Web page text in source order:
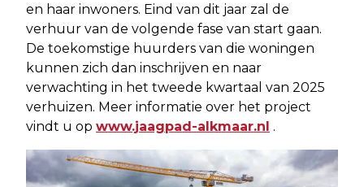
en haar inwoners. Eind van dit jaar zal de
verhuur van de volgende fase van start gaan.
De toekomstige huurders van die woningen
kunnen zich dan inschrijven en naar
verwachting in het tweede kwartaal van 2025
verhuizen. Meer informatie over het project
vindt u op www.jaagpad-alkmaar.nl .